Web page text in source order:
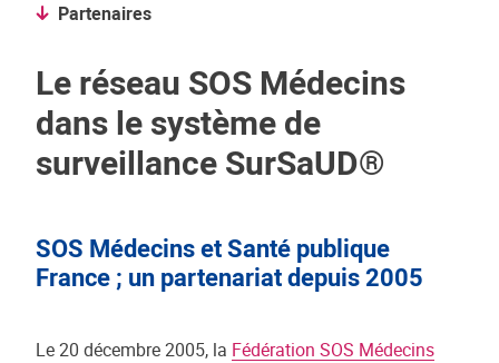
Partenaires
Le réseau SOS Médecins
dans le système de
surveillance SurSaUD®
SOS Médecins et Santé publique
France ; un partenariat depuis 2005
Le 20 décembre 2005, la Fédération SOS Médecins